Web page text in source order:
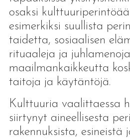
osaksi
esimerkiksi suullista
taidetta, sosiaalisen
rituaaleja ja
maailmankaikkeutta
taitoja ja käytäntöjä.
Kulttuuria vaalittaessa
siirtynyt aineellisesta
rakennuksista, esineistä